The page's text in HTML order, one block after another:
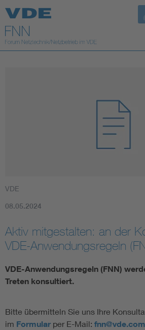
Top Themen
Fokusthemen
Vom Netz zum System
Digitalisierung und Metering
VDE
08.05.2024
Aktiv mitgestalten: an der
VDE-Anwendungsregeln
VDE-Anwendungsregeln (FNN)
Treten konsultiert.
Bitte übermitteln Sie uns Ihre
im Formular per E-Mail: fnn@vde.com